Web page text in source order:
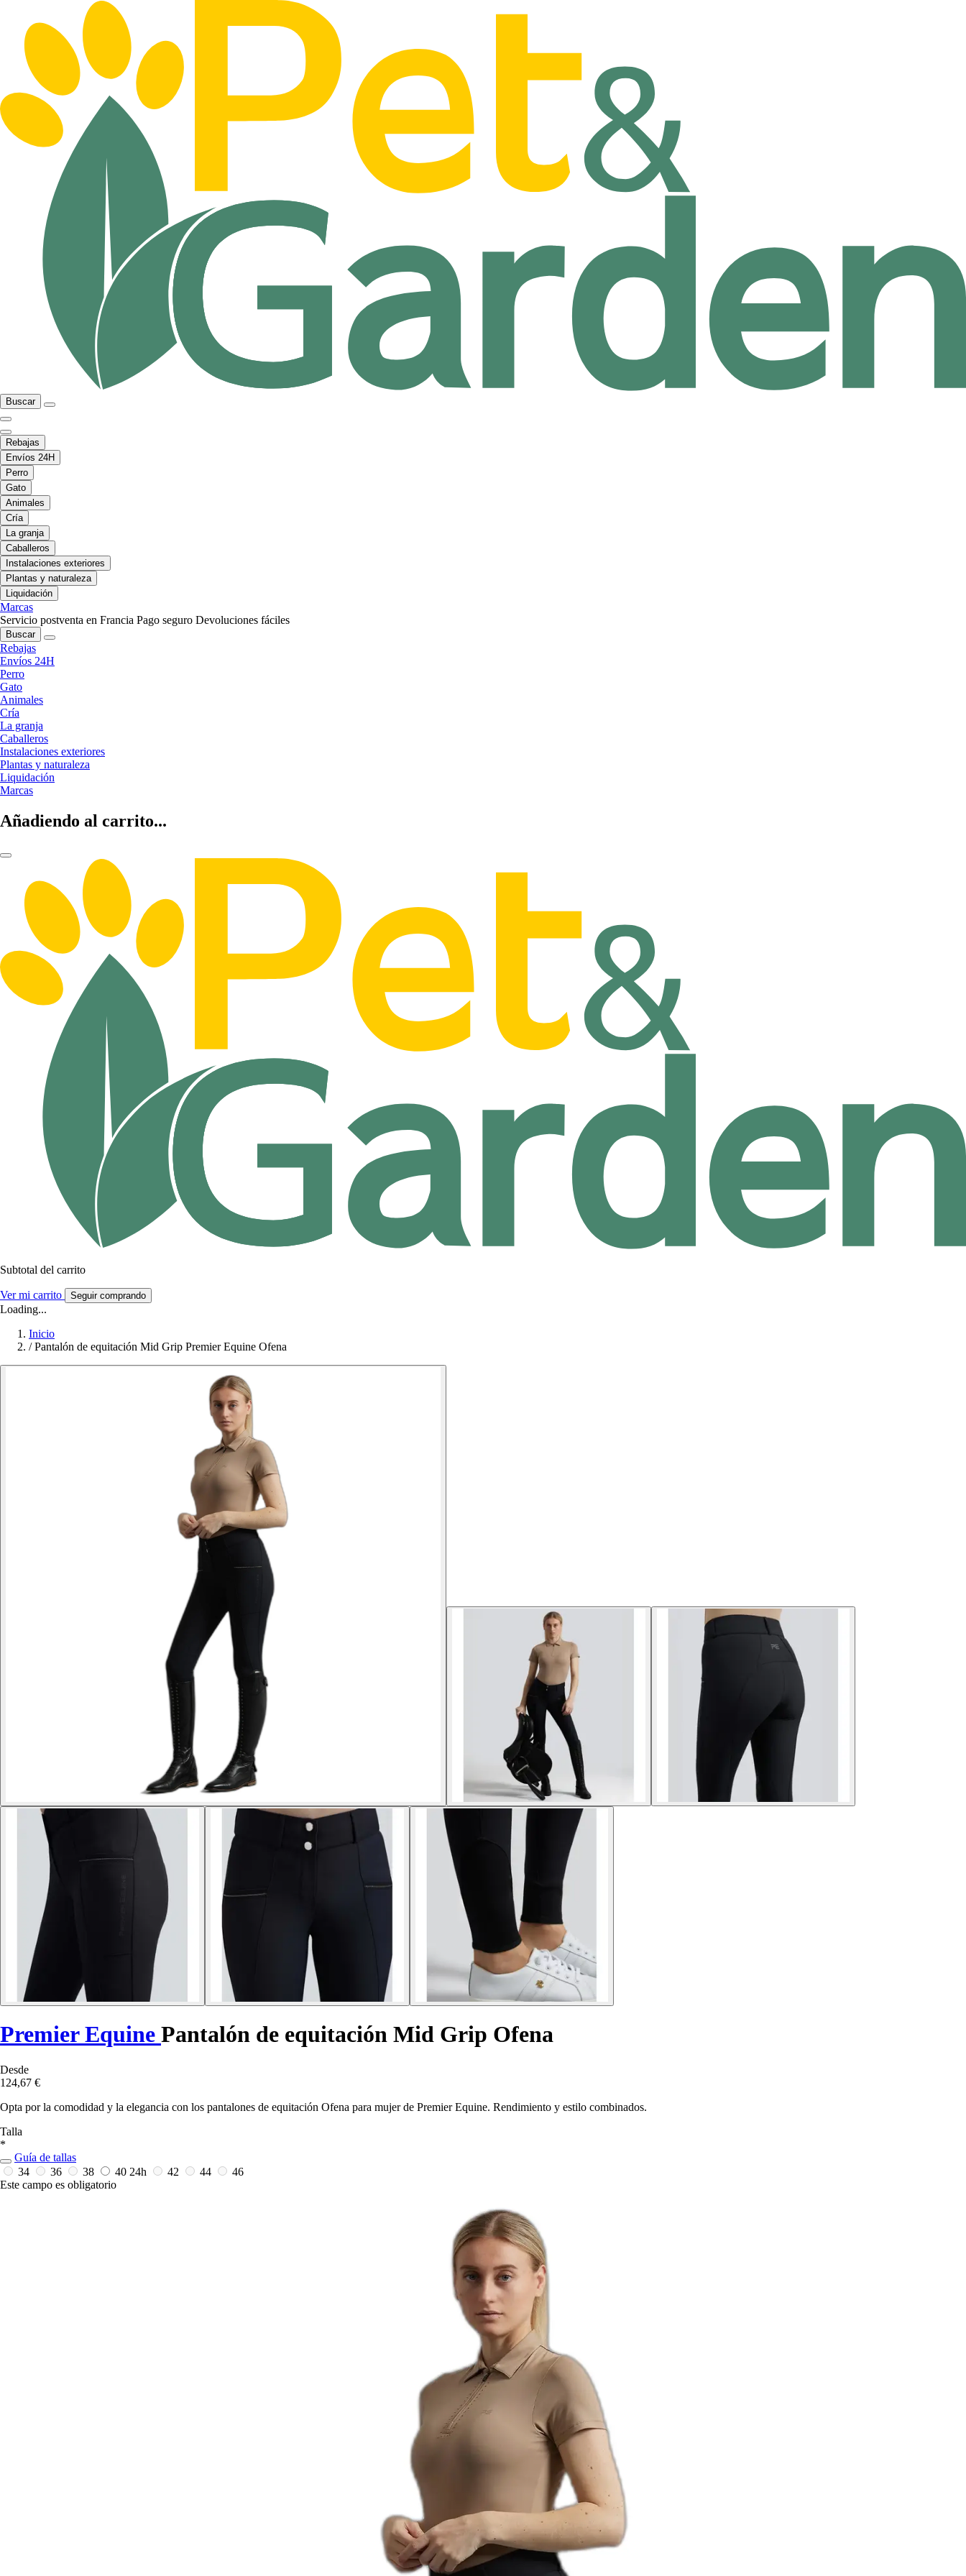
Buscar
Rebajas
Envíos 24H
Perro
Gato
Animales
Cría
La granja
Caballeros
Instalaciones exteriores
Plantas y naturaleza
Liquidación
Marcas
Servicio postventa en Francia Pago seguro Devoluciones fáciles
Buscar
Rebajas
Envíos 24H
Perro
Gato
Animales
Cría
La granja
Caballeros
Instalaciones exteriores
Plantas y naturaleza
Liquidación
Marcas
Añadiendo al carrito...
Subtotal del carrito
Ver mi carrito Seguir comprando
Loading...
Inicio
/ Pantalón de equitación Mid Grip Premier Equine Ofena
Premier Equine Pantalón de equitación Mid Grip Ofena
Desde
124,67 €
Opta por la comodidad y la elegancia con los pantalones de equitación Ofena para mujer de Premier Equine. Rendimiento y estilo combinados.
Talla
*
Guía de tallas
34
36 38 40 24h 42 44
46
Este campo es obligatorio